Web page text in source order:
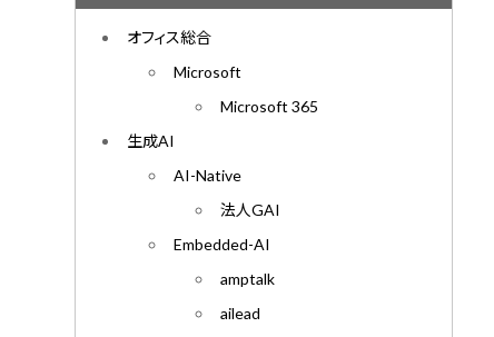
オフィス総合
Microsoft
Microsoft 365
生成AI
AI-Native
法人GAI
Embedded-AI
amptalk
ailead